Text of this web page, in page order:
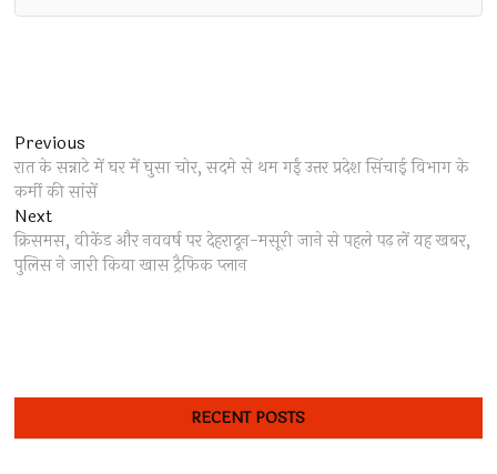
Post
navigation
Previous
post:
रात के सन्नाटे में घर में घुसा चोर, सदमे से थम गईं उत्तर प्रदेश सिंचाई विभाग के
कर्मी की सांसें
NextNext
post:
क्रिसमस, वीकेंड और नववर्ष पर देहरादून-मसूरी जाने से पहले पढ़ लें यह खबर,
पुलिस ने जारी किया खास ट्रैफिक प्लान
RECENT POSTS